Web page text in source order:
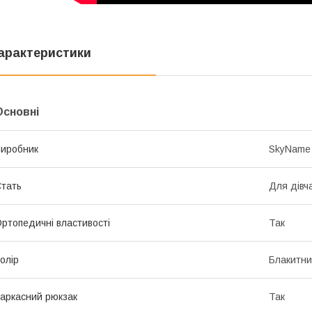
SkyName
Для
властивості Так
рюкзак Так